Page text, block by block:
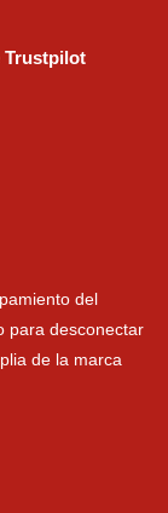
Trustpilot
del
para desconectar
de la marca